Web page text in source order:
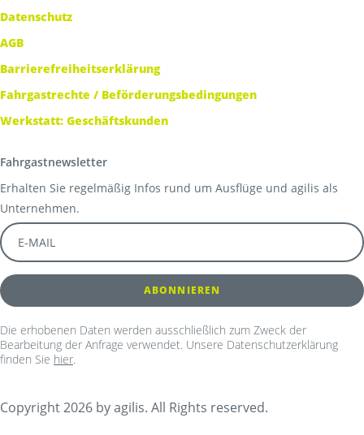
Datenschutz
AGB
Barrierefreiheitserklärung
Fahrgastrechte / Beförderungsbedingungen
Werkstatt: Geschäftskunden
Fahrgastnewsletter
Erhalten Sie regelmäßig Infos rund um Ausflüge und agilis als
Unternehmen.
Die erhobenen Daten werden ausschließlich zum Zweck der
Bearbeitung der Anfrage verwendet. Unsere Datenschutzerklärung
finden Sie hier.
Copyright 2026 by agilis. All Rights reserved.